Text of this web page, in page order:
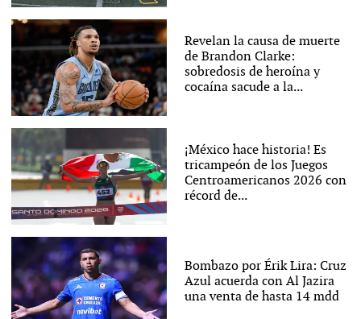
Revelan la causa de muerte
de Brandon Clarke:
sobredosis de heroína y
cocaína sacude a la...
¡México hace historia! Es
tricampeón de los Juegos
Centroamericanos 2026 con
récord de...
Bombazo por Érik Lira: Cruz
Azul acuerda con Al Jazira
una venta de hasta 14 mdd